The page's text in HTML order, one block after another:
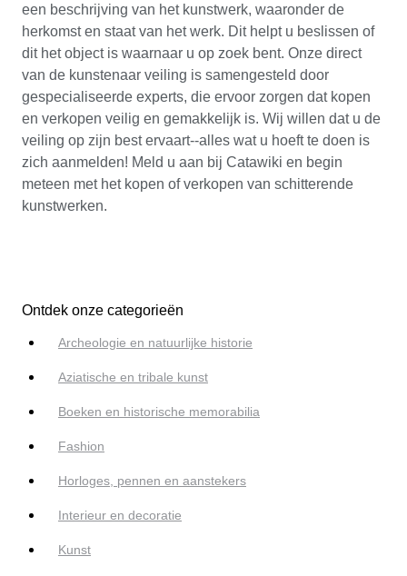
een beschrijving van het kunstwerk, waaronder de
herkomst en staat van het werk. Dit helpt u beslissen of
dit het object is waarnaar u op zoek bent. Onze direct
van de kunstenaar veiling is samengesteld door
gespecialiseerde experts, die ervoor zorgen dat kopen
en verkopen veilig en gemakkelijk is. Wij willen dat u de
veiling op zijn best ervaart--alles wat u hoeft te doen is
zich aanmelden! Meld u aan bij Catawiki en begin
meteen met het kopen of verkopen van schitterende
kunstwerken.
Ontdek onze categorieën
Archeologie en natuurlijke historie
Aziatische en tribale kunst
Boeken en historische memorabilia
Fashion
Horloges, pennen en aanstekers
Interieur en decoratie
Kunst